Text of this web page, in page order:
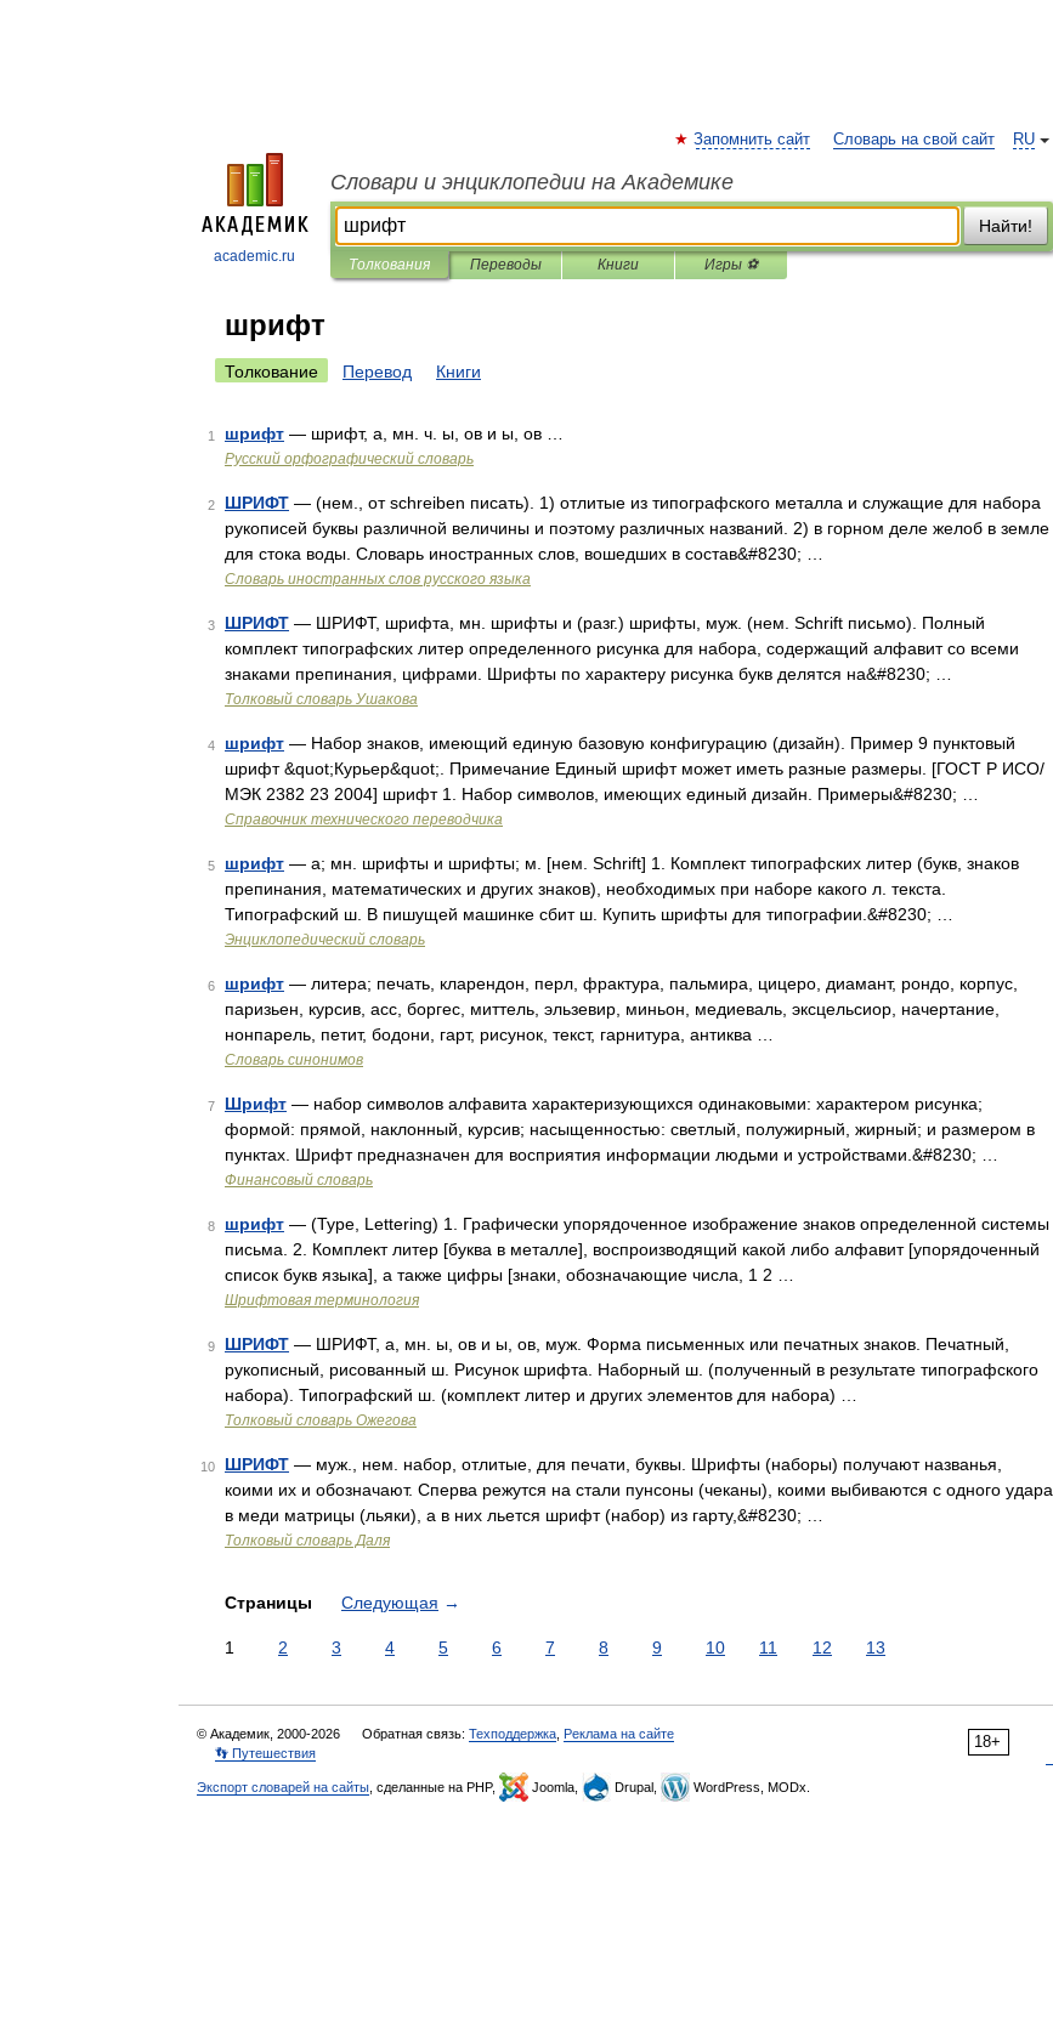
academic.ru
RU
Запомнить сайт Словарь на свой сайт
Словари и энциклопедии на Академике
Найти!
Толкования Переводы Книги Игры ⚽
шрифт
Толкование Перевод Книги
1 шрифт — шрифт, а, мн. ч. ы, ов и ы, ов …
Русский орфографический словарь
2 ШРИФТ — (нем., от schreiben писать). 1) отлитые из типографского металла и служащие для набора
рукописей буквы различной величины и поэтому различных названий. 2) в горном деле желоб в земле
для стока воды. Словарь иностранных слов, вошедших в состав&#8230; …
Словарь иностранных слов русского языка
3 ШРИФТ — ШРИФТ, шрифта, мн. шрифты и (разг.) шрифты, муж. (нем. Schrift письмо). Полный
комплект типографских литер определенного рисунка для набора, содержащий алфавит со всеми
знаками препинания, цифрами. Шрифты по характеру рисунка букв делятся на&#8230; …
Толковый словарь Ушакова
4 шрифт — Набор знаков, имеющий единую базовую конфигурацию (дизайн). Пример 9 пунктовый
шрифт &quot;Курьер&quot;. Примечание Единый шрифт может иметь разные размеры. [ГОСТ Р ИСО/
МЭК 2382 23 2004] шрифт 1. Набор символов, имеющих единый дизайн. Примеры&#8230; …
Справочник технического переводчика
5 шрифт — а; мн. шрифты и шрифты; м. [нем. Schrift] 1. Комплект типографских литер (букв, знаков
препинания, математических и других знаков), необходимых при наборе какого л. текста.
Типографский ш. В пишущей машинке сбит ш. Купить шрифты для типографии.&#8230; …
Энциклопедический словарь
6 шрифт — литера; печать, кларендон, перл, фрактура, пальмира, цицеро, диамант, рондо, корпус,
паризьен, курсив, асс, боргес, миттель, эльзевир, миньон, медиеваль, эксцельсиор, начертание,
нонпарель, петит, бодони, гарт, рисунок, текст, гарнитура, антиква …
Словарь синонимов
7 Шрифт — набор символов алфавита характеризующихся одинаковыми: характером рисунка;
формой: прямой, наклонный, курсив; насыщенностью: светлый, полужирный, жирный; и размером в
пунктах. Шрифт предназначен для восприятия информации людьми и устройствами.&#8230; …
Финансовый словарь
8 шрифт — (Type, Lettering) 1. Графически упорядоченное изображение знаков определенной cистемы
письма. 2. Комплект литер [буква в металле], воспроизводящий какой либо алфавит [упорядоченный
список букв языка], а также цифры [знаки, обозначающие числа, 1 2 …
Шрифтовая терминология
9 ШРИФТ — ШРИФТ, а, мн. ы, ов и ы, ов, муж. Форма письменных или печатных знаков. Печатный,
рукописный, рисованный ш. Рисунок шрифта. Наборный ш. (полученный в результате типографского
набора). Типографский ш. (комплект литер и других элементов для набора) …
Толковый словарь Ожегова
10 ШРИФТ — муж., нем. набор, отлитые, для печати, буквы. Шрифты (наборы) получают названья,
коими их и обозначают. Сперва режутся на стали пунсоны (чеканы), коими выбиваются с одного удара
в меди матрицы (льяки), а в них льется шрифт (набор) из гарту,&#8230; …
Толковый словарь Даля
Страницы Следующая →
1 2 3 4 5 6 7 8 9 10 11 12 13
18+
© Академик, 2000-2026 Обратная связь: Техподдержка Реклама на сайте
👣 Путешествия
Экспорт словарей на сайты , сделанные на PHP, Joomla, Drupal, WordPress, MODx.